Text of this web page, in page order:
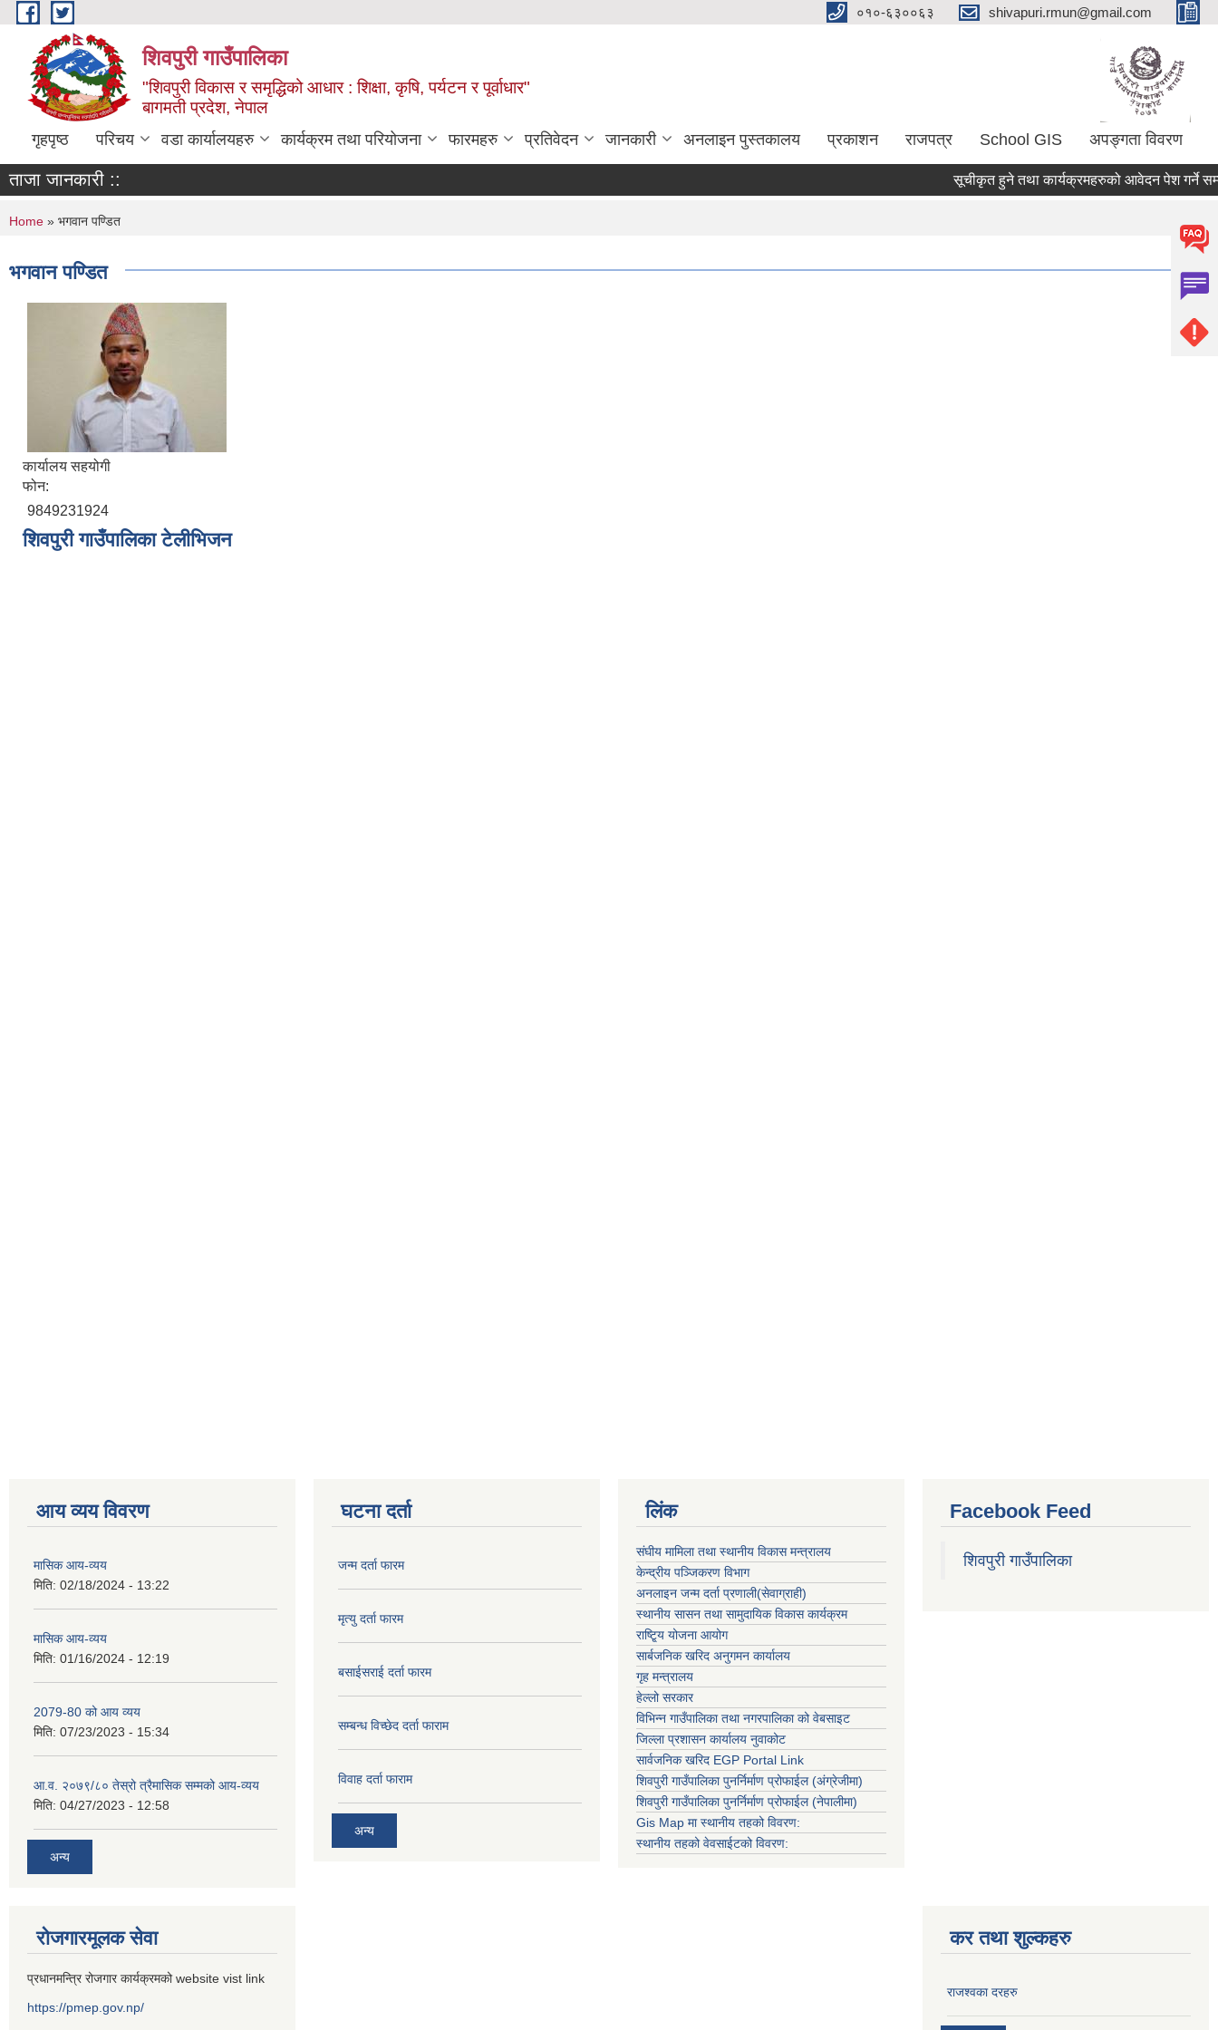
Skip to main content ०१०-६३००६३ shivapuri.rmun@gmail.com
शिवपुरी गाउँपालिका
"शिवपुरी विकास र समृद्धिको आधार : शिक्षा, कृषि, पर्यटन र पूर्वाधार"
बागमती प्रदेश, नेपाल
गृहपृष्ठ परिचय वडा कार्यालयहरु कार्यक्रम तथा परियोजना फारमहरु प्रतिवेदन जानकारी अनलाइन पुस्तकालय प्रकाशन राजपत्र School GIS अपङ्गता विवरण
ताजा जानकारी :: सूचीकृत हुने तथा कार्यक्रमहरुको आवेदन पेश गर्ने
You are here
Home » भगवान पण्डित
भगवान पण्डित
कार्यालय सहयोगी
फोन:
9849231924
शिवपुरी गाउँपालिका टेलीभिजन
आय व्यय विवरण
मासिक आय-व्यय
मिति: 02/18/2024 - 13:22
मासिक आय-व्यय
मिति: 01/16/2024 - 12:19
2079-80 को आय व्यय
मिति: 07/23/2023 - 15:34
आ.व. २०७९/८० तेस्रो त्रैमासिक सम्मको आय-व्यय
मिति: 04/27/2023 - 12:58
अन्य
घटना दर्ता
जन्म दर्ता फारम
मृत्यु दर्ता फारम
बसाईसराई दर्ता फारम
सम्बन्ध विच्छेद दर्ता फाराम
विवाह दर्ता फाराम
अन्य
लिंक
संघीय मामिला तथा स्थानीय विकास मन्त्रालय
केन्द्रीय पञ्जिकरण विभाग
अनलाइन जन्म दर्ता प्रणाली(सेवाग्राही)
स्थानीय सासन तथा सामुदायिक विकास कार्यक्रम
राष्टि्ृय योजना आयोग
सार्बजनिक खरिद अनुगमन कार्यालय
गृह मन्त्रालय
हेल्लो सरकार
विभिन्न गाउँपालिका तथा नगरपालिका को वेबसाइट
जिल्ला प्रशासन कार्यालय नुवाकोट
सार्वजनिक खरिद EGP Portal Link
शिवपुरी गाउँपालिका पुनर्निर्माण प्रोफाईल (अंग्रेजीमा)
शिवपुरी गाउँपालिका पुनर्निर्माण प्रोफाईल (नेपालीमा)
Gis Map मा स्थानीय तहको विवरण:
स्थानीय तहको वेवसाईटको विवरण:
Facebook Feed
शिवपुरी गाउँपालिका
रोजगारमूलक सेवा
प्रधानमन्त्रि रोजगार कार्यक्रमको website vist link
https://pmep.gov.np/
कर तथा शुल्कहरु
राजश्वका दरहरु